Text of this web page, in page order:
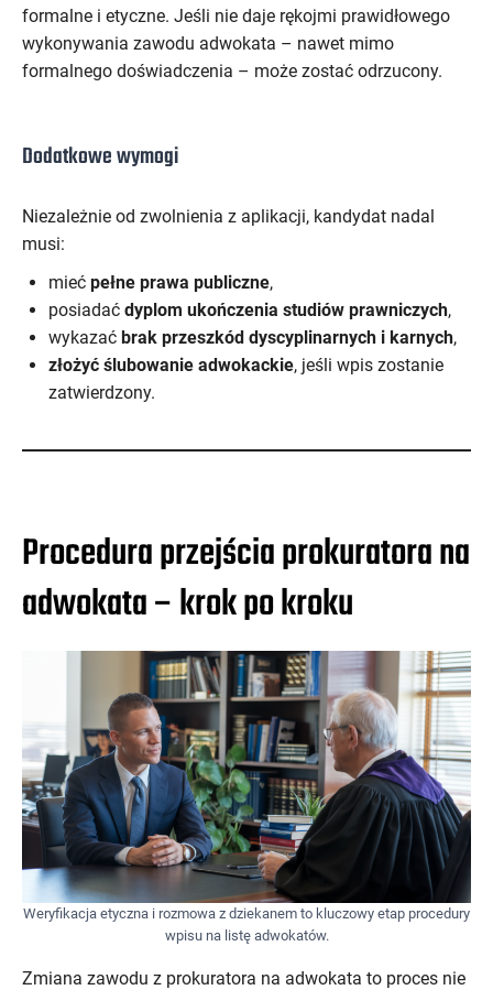
formalne i etyczne. Jeśli nie daje rękojmi prawidłowego
wykonywania zawodu adwokata – nawet mimo
formalnego doświadczenia – może zostać odrzucony.
Dodatkowe wymogi
Niezależnie od zwolnienia z aplikacji, kandydat nadal
musi:
mieć pełne prawa publiczne,
posiadać dyplom ukończenia studiów prawniczych,
wykazać brak przeszkód dyscyplinarnych i karnych,
złożyć ślubowanie adwokackie, jeśli wpis zostanie
zatwierdzony.
Procedura przejścia prokuratora na
adwokata – krok po kroku
Weryfikacja etyczna i rozmowa z dziekanem to kluczowy etap procedury
wpisu na listę adwokatów.
Zmiana zawodu z prokuratora na adwokata to proces nie